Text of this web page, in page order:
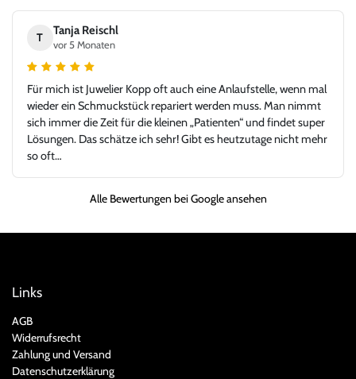
Uhrenhandel vor. Die Rolex Submariner war in top Zustand,
exakt wie beschrieben, inklusive aller Unterlagen. Der gesamte
Ablauf – von der Bewertung über die Abwicklung bis zur
Übergabe – verlief absolut reibungslos und hochprofessionell.
Ich habe mich jederzeit gut aufgehoben gefühlt und würde hier
jederzeit wieder kaufen oder verkaufen. Ein Händler, dem man
vertrauen kann und bei dem Leidenschaft für Uhren und
Fairness gegenüber dem Kunden klar im Vordergrund stehen.
Vielen Dank für dieses großartige Kauferlebnis, und danke an
Herr Kopp!
T
Tanja Reischl
vor 5 Monaten
Für mich ist Juwelier Kopp oft auch eine Anlaufstelle, wenn mal
wieder ein Schmuckstück repariert werden muss. Man nimmt
sich immer die Zeit für die kleinen „Patienten“ und findet super
Lösungen. Das schätze ich sehr! Gibt es heutzutage nicht mehr
so oft…
Alle Bewertungen bei Google ansehen
Links
AGB
Widerrufsrecht
Zahlung und Versand
Datenschutzerklärung